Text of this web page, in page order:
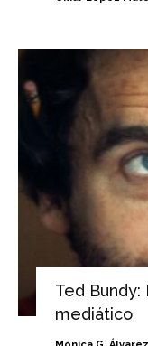
Ted
mediático